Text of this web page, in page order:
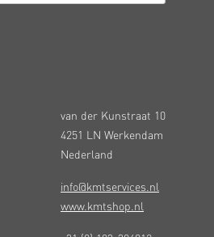
van der Kunstraat 10
4251 LN Werkendam
Nederland
info@kmtservices.nl
www.kmtshop.nl